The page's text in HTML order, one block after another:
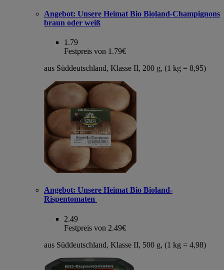
Angebot: Unsere Heimat Bio Bioland-Champignons
braun oder weiß
1.79
Festpreis von 1.79€
aus Süddeutschland, Klasse II, 200 g, (1 kg = 8,95)
Angebot: Unsere Heimat Bio Bioland-
Rispentomaten
2.49
Festpreis von 2.49€
aus Süddeutschland, Klasse II, 500 g, (1 kg = 4,98)